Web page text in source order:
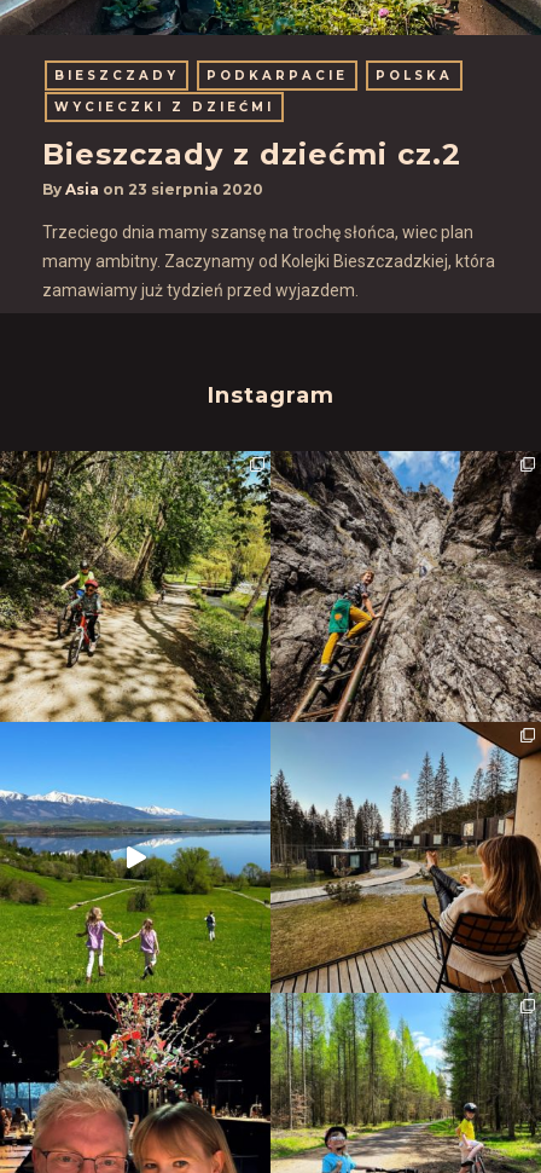
BIESZCZADY PODKARPACIE
POLSKA
WYCIECZKI Z DZIEĆMI
Bieszczady z dziećmi cz.2
By Asia on 23 sierpnia 2020
Trzeciego dnia mamy szansę na trochę słońca, wiec plan
mamy ambitny. Zaczynamy od Kolejki Bieszczadzkiej, która
zamawiamy już tydzień przed wyjazdem.
Instagram